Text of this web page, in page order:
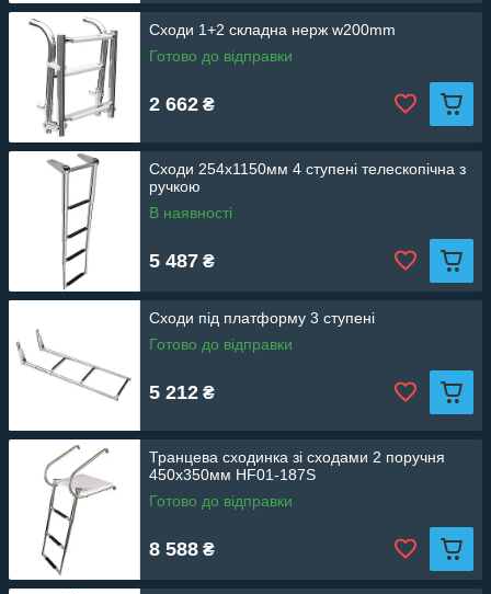
Сходи 1+2 складна нерж w200mm
Готово до відправки
2 662 ₴
Сходи 254х1150мм 4 ступені телескопічна з
ручкою
В наявності
5 487 ₴
Сходи під платформу 3 ступені
Готово до відправки
5 212 ₴
Транцева сходинка зі сходами 2 поручня
450х350мм HF01-187S
Готово до відправки
8 588 ₴